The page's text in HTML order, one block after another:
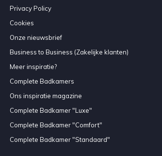
Privacy Policy
Cookies
Onze nieuwsbrief
Business to Business (Zakelijke klanten)
Meer inspiratie?
Complete Badkamers
Ons inspiratie magazine
Complete Badkamer "Luxe"
Complete Badkamer "Comfort"
Complete Badkamer "Standaard"